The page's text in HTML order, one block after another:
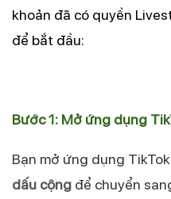
khoản đã có quyền
để bắt đầu:
Bước 1: Mở ứng dụng
Bạn mở ứng dụng
dấu cộng để chuyển